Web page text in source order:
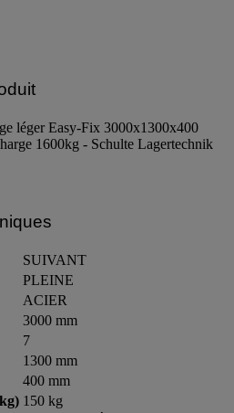
léger Easy-Fix 3000x1300x400
1600kg - Schulte Lagertechnik
SUIVANT
PLEINE
ACIER
3000 mm
7
1300 mm
400 mm
150 kg